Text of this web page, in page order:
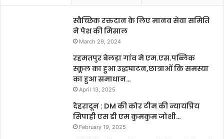
स्वैच्छिक रक्तदान के लिए मानव सेवा समिति
ने पेश की मिसाल
March 29, 2024
रहमतपुर बेलड़ा गांव मे एम.एस.पब्लिक
स्कूल का हुआ उद्धघाटन,छात्राओं कि समस्या
का हुआ समाधान…
April 13, 2025
देहरादून : DM की कोर टीम की न्यायप्रिय
सिपाही एस डी एम कुमकुम जोशी…
February 19, 2025